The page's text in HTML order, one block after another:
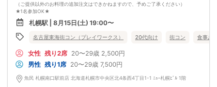
（ご提供以外のお料理の追加注文はできかねますので、予めご了承ください）
★1名参加OK★
他の1名参加の方とペアになりますし、友達作りにも最適です。
基本的には２：２のグループトークとなります。
（１：１でのトークはございませんので、予めご了承ください）
★プロフィールカードにより会話のキッカケもバッチリ★
なんてことは絶対ありません！
プロフィールカードを活用し、「はじめまして」から会話を楽しみましょう。
★完全着席型・連絡先交換は自由★
完全着席型で席替えはできる限り行います。
席替えの５分前には連絡先交換を促すアナウンスをいたしますので、「連絡先交
札幌駅 | 8月15日(土) 19:00〜
名古屋東海街コン（プレイワークス） 20代向け 街コン 食事あ
女性 残り2席 20〜29歳 2,500円
男性 残り1席 20〜29歳 7,500円
魚民 札幌南口駅前店 北海道札幌市中央区北4条西4丁目1-1 ﾆｭｰ札幌ﾋﾞﾙ 1階